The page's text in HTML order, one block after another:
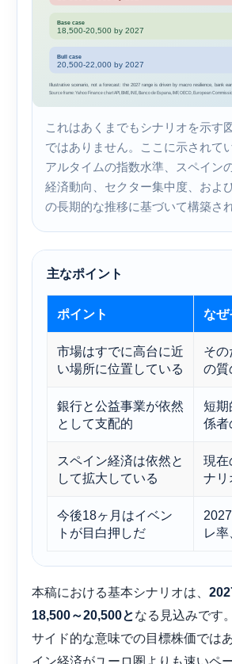
これはあくまでもシナリオを示す
ではありません。ここに示されて
アルタイムの指数水準、スペイン
経済動向、セクター集中度、およ
の長期的な推移に基づいて構築さ
主なポイント
ポイント なぜ
市場はすでに高台に近
い場所に位置している
そ
の質
銀行と公益事業が依然
として支配的
短期
係者
スペイン経済は依然と
して拡大している
現在
ナリ
今後18ヶ月はイベン
トが目白押しだ
レ
本稿における基本シナリオは、
18,500～20,500となる見込みです
サイド的な意味での目標株価では
イン経済がユーロ圏よりも速いペ